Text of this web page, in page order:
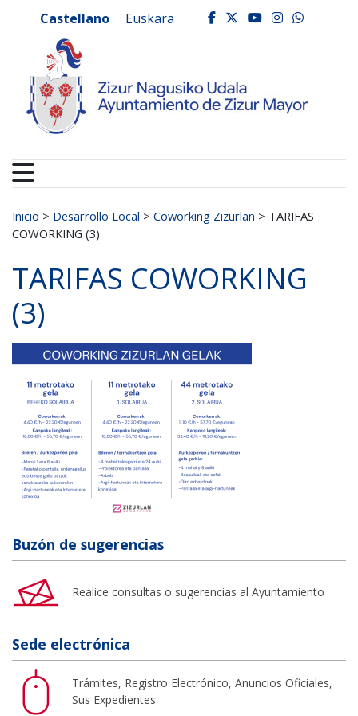
Ayuntamiento de
Castellano Euskara facebook
twitter
youtube
Buscar:
Inicio > Desarrollo Local > Coworking Zizurlan > TARIFAS
COWORKING (3)
TARIFAS COWORKING
(3)
Buzón de sugerencias
Realice consultas o sugerencias al Ayuntamiento
Sede electrónica
Trámites, Registro Electrónico, Anuncios Oficiales,
Sus Expedientes